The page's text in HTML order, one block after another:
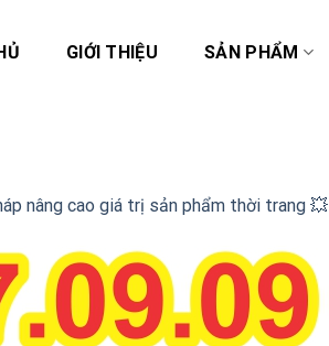
GIỚI THIỆU SẢN PHẨM
nâng cao giá trị sản phẩm thời trang 💥